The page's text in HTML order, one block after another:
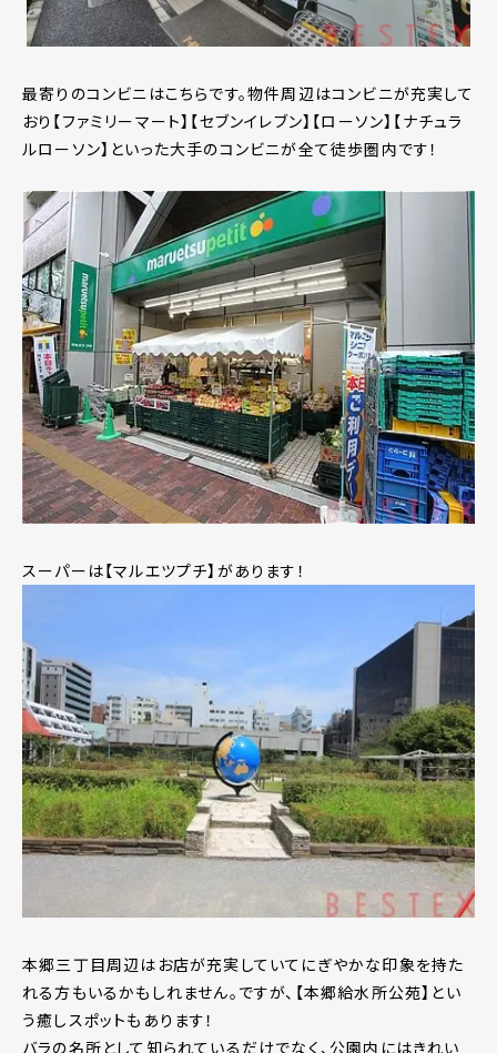
最寄りのコンビニはこちらです。物件周辺はコンビニが充実して
おり【ファミリーマート】【セブンイレブン】【ローソン】【ナチュラ
ルローソン】といった大手のコンビニが全て徒歩圏内です！
スーパーは【マルエツプチ】があります！
本郷三丁目周辺はお店が充実していてにぎやかな印象を持た
れる方もいるかもしれません。ですが、【本郷給水所公苑】とい
う癒しスポットもあります！
バラの名所として知られているだけでなく、公園内にはきれい